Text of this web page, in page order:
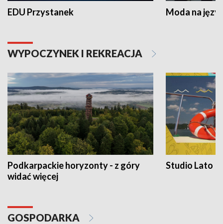
EDU Przystanek Moda na
WYPOCZYNEK I REKREACJA
Podkarpackie horyzonty - z góry
widać więcej
Studio Lato
GOSPODARKA